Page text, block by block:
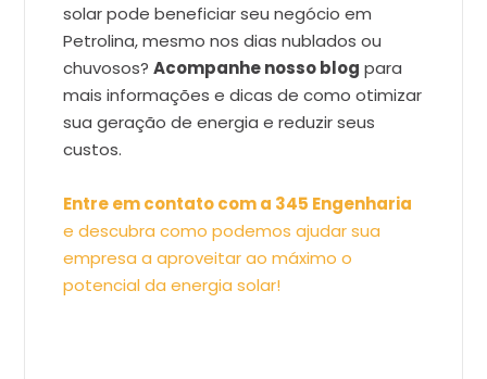
solar pode beneficiar seu negócio em
Petrolina, mesmo nos dias nublados ou
chuvosos?Acompanhe nosso blog para
mais informações e dicas de como otimizar
sua geração de energia e reduzir seus
custos.
Entre em contato com a 345 Engenharia
e descubra como podemos ajudar sua
empresa a aproveitar ao máximo o
potencial da energia solar!